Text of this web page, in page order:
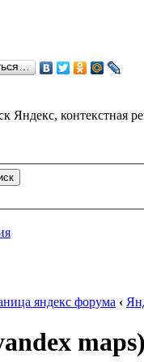
Яндекс, контекстная
яндекс форума ‹